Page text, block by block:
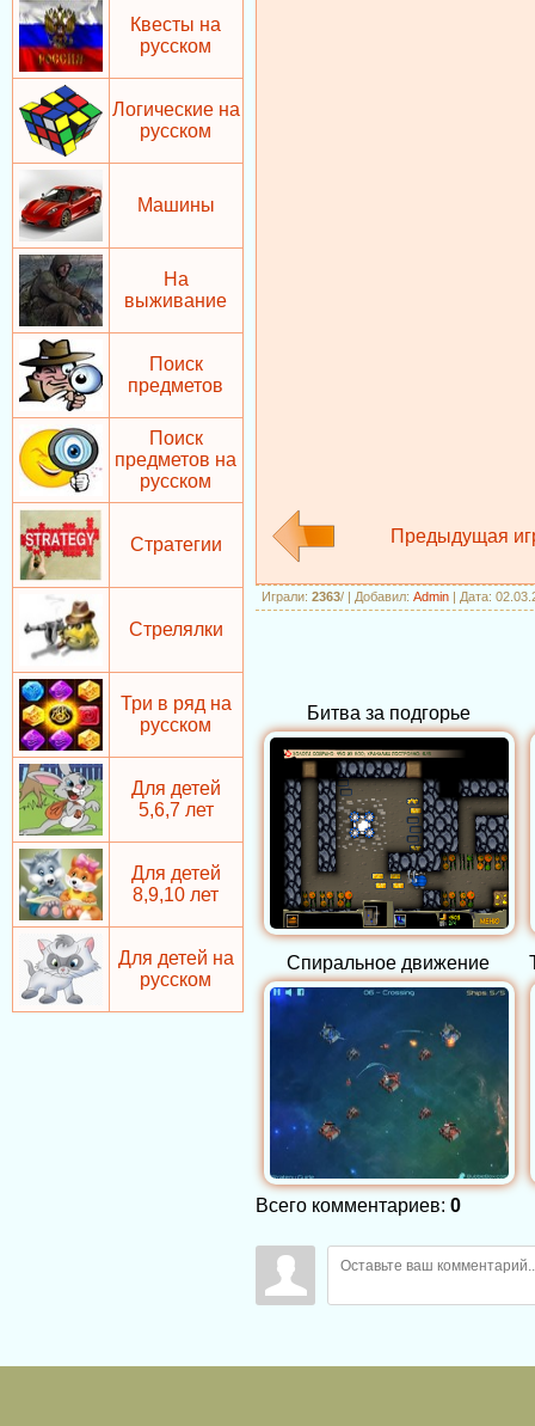
Квесты на
русском
Логические на
русском
Машины
На
выживание
Поиск
предметов
Поиск
предметов на
русском
Стратегии
Стрелялки
Три в ряд на
русском
Для детей
5,6,7 лет
Для детей
8,9,10 лет
Для детей на
русском
Предыдущая
Играли: 2363/ | Добавил: Admin | Дата:
Битва за подгорье
Спиральное движение
Всего комментариев: 0